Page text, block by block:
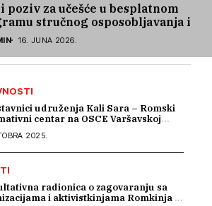
poziv za učešće u besplatnom
stručnog osposobljavanja i
pri zapošljavanju
16. JUNA 2026.
udruženja Kali Sara – Romski
centar na OSCE Varšavskoj
na području Podrinja u periodu 1992–
2025.
radionica o zagovaranju sa
i aktivistkinjama Romkinja i